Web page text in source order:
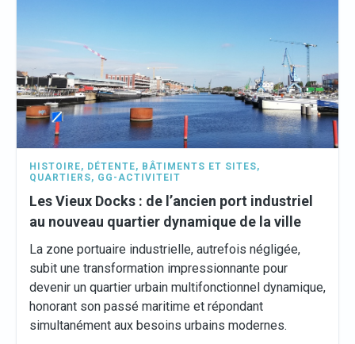
HISTOIRE, DÉTENTE, BÂTIMENTS ET SITES,
QUARTIERS, GG-ACTIVITEIT
Les Vieux Docks : de l’ancien port industriel
au nouveau quartier dynamique de la ville
La zone portuaire industrielle, autrefois négligée,
subit une transformation impressionnante pour
devenir un quartier urbain multifonctionnel dynamique,
honorant son passé maritime et répondant
simultanément aux besoins urbains modernes.